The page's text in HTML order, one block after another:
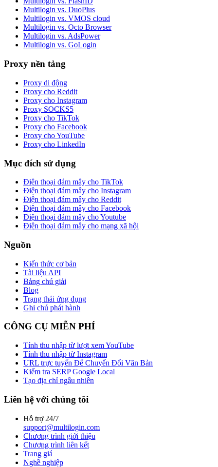
Multilogin vs. DuoPlus
Multilogin vs. VMOS cloud
Multilogin vs. Octo Browser
Multilogin vs. AdsPower
Multilogin vs. GoLogin
Proxy nền tảng
Proxy di động
Proxy cho Reddit
Proxy cho Instagram
Proxy SOCKS5
Proxy cho TikTok
Proxy cho Facebook
Proxy cho YouTube
Proxy cho LinkedIn
Mục đích sử dụng
Điện thoại đám mây cho TikTok
Điện thoại đám mây cho Instagram
Điện thoại đám mây cho Reddit
Điện thoại đám mây cho Facebook
Điện thoại đám mây cho Youtube
Điện thoại đám mây cho mạng xã hội
Nguồn
Kiến thức cơ bản
Tài liệu API
Bảng chú giải
Blog
Trạng thái ứng dụng
Ghi chú phát hành
CÔNG CỤ MIỄN PHÍ
Tính thu nhập từ lượt xem YouTube
Tính thu nhập từ Instagram
URL trực tuyến Để Chuyển Đổi Văn Bản
Kiểm tra SERP Google Local
Tạo địa chỉ ngẫu nhiên
Liên hệ với chúng tôi
Hỗ trợ 24/7
support@multilogin.com
Chương trình giới thiệu
Chương trình liên kết
Trang giá
Nghề nghiệp